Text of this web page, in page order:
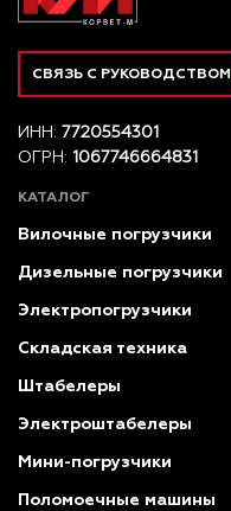
СВЯЗЬ С РУКОВОДСТВОМ
ИНН: 7720554301
ОГРН: 1067746664831
КАТАЛОГ
Вилочные погрузчики
Дизельные погрузчики
Электропогрузчики
Складская техника
Штабелеры
Электроштабелеры
Мини-погрузчики
Поломоечные машины